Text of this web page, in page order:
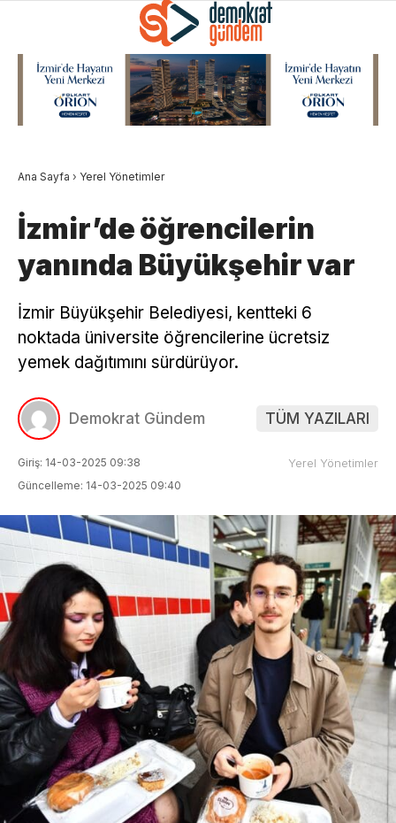
Ana Sayfa › Yerel Yönetimler
İzmir’de öğrencilerin
yanında Büyükşehir var
İzmir Büyükşehir Belediyesi, kentteki 6
noktada üniversite öğrencilerine ücretsiz
yemek dağıtımını sürdürüyor.
Demokrat Gündem TÜM YAZILARI
Giriş: 14-03-2025 09:38
Güncelleme: 14-03-2025 09:40
Yerel Yönetimler